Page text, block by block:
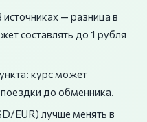
— разница в
составлять до 1 рубля
курс может
до обменника.
EUR) лучше менять в